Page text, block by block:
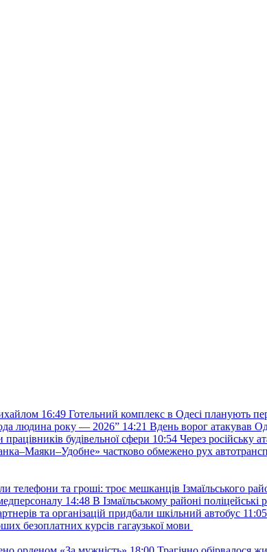
16:49 Готельний комплекс в Одесі планують
людина року — 2026” 14:21 Вдень ворог атакував
будівельної сфери 10:54 Через російську
частково обмежено рух
телефони та гроші: троє мешканців Ізмаїльського
14:48 В Ізмаїльському районі поліцейські
та організацій придбали шкільний автобус 11:05
безоплатних курсів гагаузької мови